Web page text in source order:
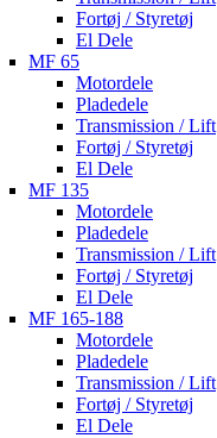
Fortøj / Styretøj
El Dele
MF 65
Motordele
Pladedele
Transmission / Lift
Fortøj / Styretøj
El Dele
MF 135
Motordele
Pladedele
Transmission / Lift
Fortøj / Styretøj
El Dele
MF 165-188
Motordele
Pladedele
Transmission / Lift
Fortøj / Styretøj
El Dele